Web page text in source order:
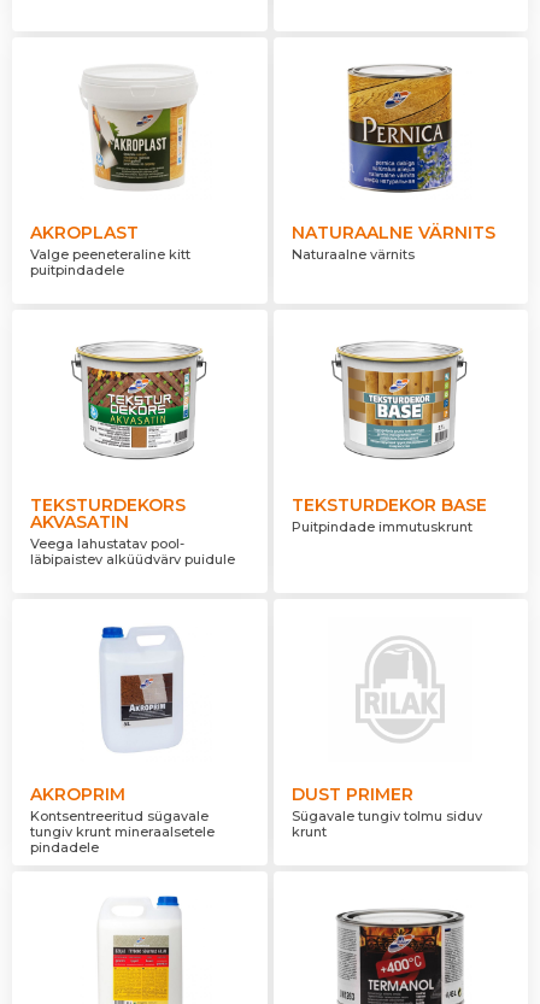
AKROPLAST
Valge peeneteraline kitt
puitpindadele
NATURAALNE VÄRNITS
Naturaalne värnits
TEKSTURDEKORS
AKVASATIN
Veega lahustatav pool-
läbipaistev alküüdvärv puidule
TEKSTURDEKOR BASE
Puitpindade immutuskrunt
AKROPRIM
Kontsentreeritud sügavale
tungiv krunt mineraalsetele
pindadele
DUST PRIMER
Sügavale tungiv tolmu siduv
krunt